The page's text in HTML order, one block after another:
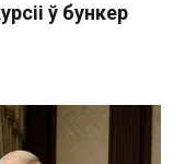
ў бункер